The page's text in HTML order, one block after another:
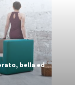
bella ed